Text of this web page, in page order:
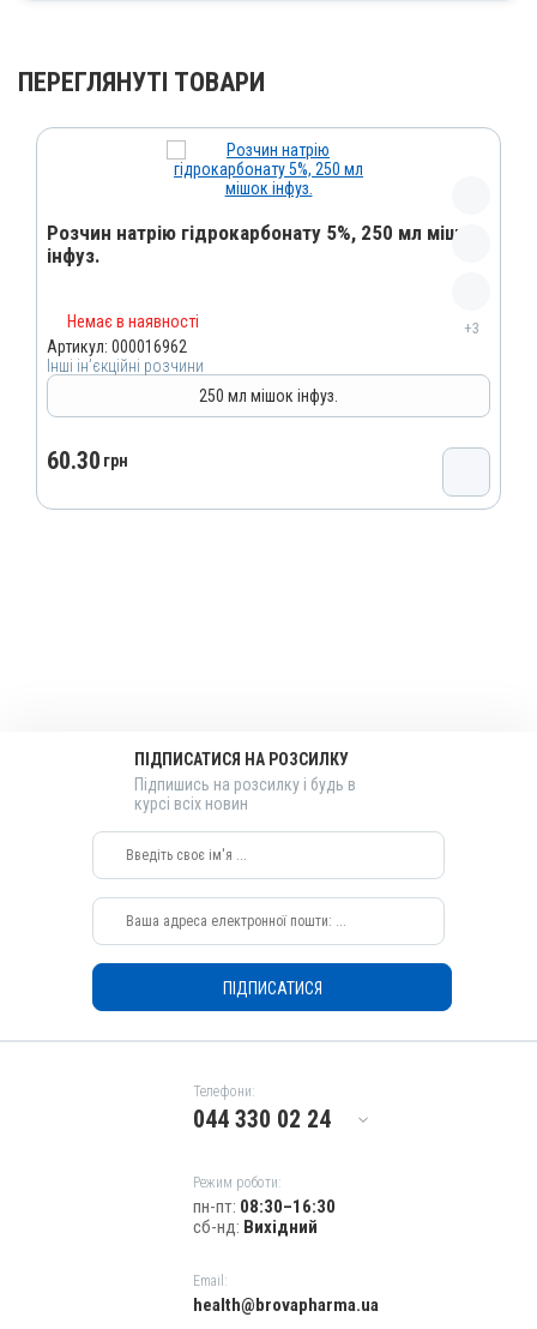
ПЕРЕГЛЯНУТІ ТОВАРИ
Інші ін’єкційні розчини
Розчин натрію гідрокарбонату 5%, 250 мл мішок
інфуз.
+3
Назва препарату
Розчин натрію гідрокарбонату 5%
Артикул
4820012504718
ВРХ, Вівці, Кози, Свині, Собаки
Застосування
Перорально, Внутрішньовенно
Показання
Інтоксикація; Ацидоз; Виснаження; Кетоз; Набряк; Отруєння
Немає в наявності
Артикул: 000016962
250 мл мішок інфуз.
60.30 грн
ПІДПИСАТИСЯ НА РОЗСИЛКУ
Підпишись на розсилку і будь в
курсі всіх новин
ПІДПИСАТИСЯ
Телефони:
044 330 02 24
Режим роботи:
пн-пт: 08:30–16:30
сб-нд: Вихідний
Email:
health@brovapharma.ua